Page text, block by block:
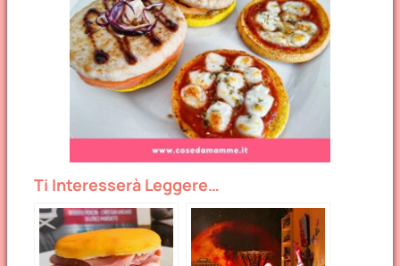
Ti Interesserà Leggere…